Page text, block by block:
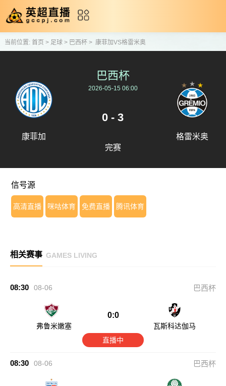
当前位置: 首页 > 足球> 巴西杯> 康菲加VS格雷米奥
康菲加
巴西杯
2026-05-15 06:00
0 - 3
完赛
格雷米奥
信号源
高清直播 咪咕体育 免费直播 腾讯体育
相关赛事 GAMES LIVING
08:30 08-06 巴西杯
弗鲁米嫩塞
0:0
瓦斯科达伽马
直播中
08:30 08-06 巴西杯